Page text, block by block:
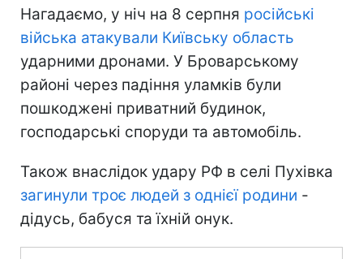
Нагадаємо, у ніч на 8 серпня російські
війська атакували Київську область
ударними дронами. У Броварському
районі через падіння уламків були
пошкоджені приватний будинок,
господарські споруди та автомобіль.
Також внаслідок удару РФ в селі Пухівка
загинули троє людей з однієї родини -
дідусь, бабуся та їхній онук.